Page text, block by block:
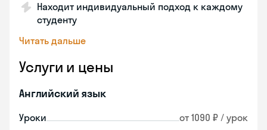
Находит индивидуальный подход к каждому
студенту
Читать дальше
Услуги и цены
Английский язык
Уроки от 1090 ₽ / урок